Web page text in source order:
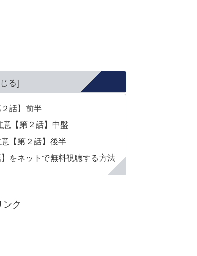
話】前半
【第２話】中盤
【第２話】後半
をネットで無料視聴する方法
ンク